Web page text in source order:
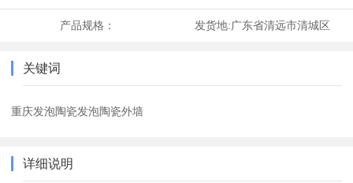
产品规格： 发货地:广东省清远市清城区
关键词
重庆发泡陶瓷发泡陶瓷外墙
详细说明